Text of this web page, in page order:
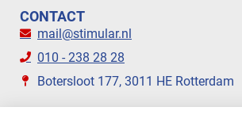
CONTACT
mail@stimular.nl
010 - 238 28 28
Botersloot 177, 3011 HE Rotterdam